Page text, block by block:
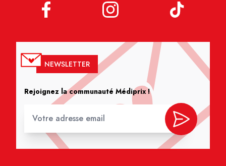
NEWSLETTER
Rejoignez la communauté Médiprix !